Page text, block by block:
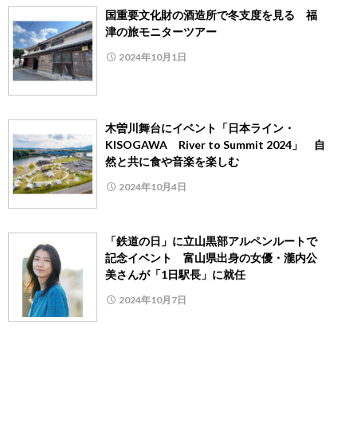
国重要文化財の酒造所で冬支度を見る 福
津の旅モニターツアー
2024年10月1日
木曽川舞台にイベント「日本ライン・
KISOGAWA River to Summit 2024」 自
然と共に食や音楽を楽しむ
2024年10月4日
「鉄道の日」に立山黒部アルペンルートで
記念イベント 富山県出身の女優・瀧内公
美さんが「1日駅長」に就任
2024年10月7日